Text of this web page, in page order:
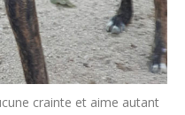
crainte et aime autant